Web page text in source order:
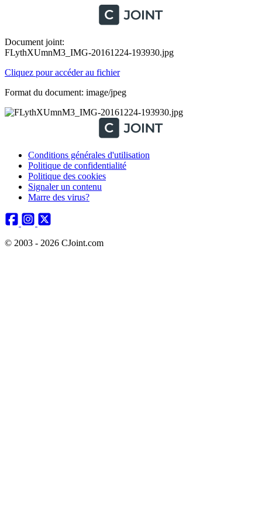
Document joint:
FLythXUmnM3_IMG-20161224-193930.jpg
Cliquez pour accéder au fichier
Format du document: image/jpeg
Conditions générales d'utilisation
Politique de confidentialité
Politique des cookies
Signaler un contenu
Marre des virus?
© 2003 - 2026 CJoint.com